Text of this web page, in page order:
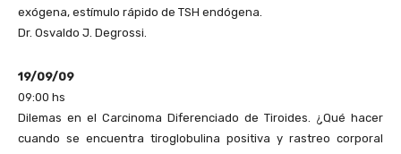
exógena, estímulo rápido de TSH endógena.
Dr. Osvaldo J. Degrossi.
19/09/09
09:00 hs
Dilemas en el Carcinoma Diferenciado de Tiroides. ¿Qué hacer
cuando se encuentra tiroglobulina positiva y rastreo corporal